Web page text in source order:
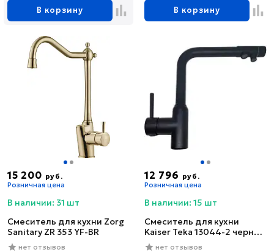
В корзину В корзину
15 200 руб.
Розничная цена
В наличии: 31 шт
Смеситель для кухни Zorg
Sanitary ZR 353 YF-BR
нет отзывов
12 796 руб.
Розничная цена
В наличии: 15 шт
Смеситель для кухни
Kaiser Teka 13044-2 черный
глянцевый
нет отзывов